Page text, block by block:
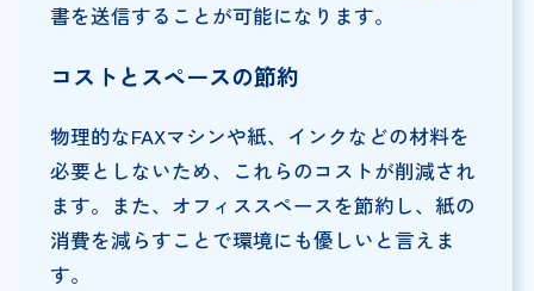
書を送信することが可能になります。
コストとスペースの節約
物理的なFAXマシンや紙、インクなどの材料を
必要としないため、これらのコストが削減され
ます。また、オフィススペースを節約し、紙の
消費を減らすことで環境にも優しいと言えま
す。